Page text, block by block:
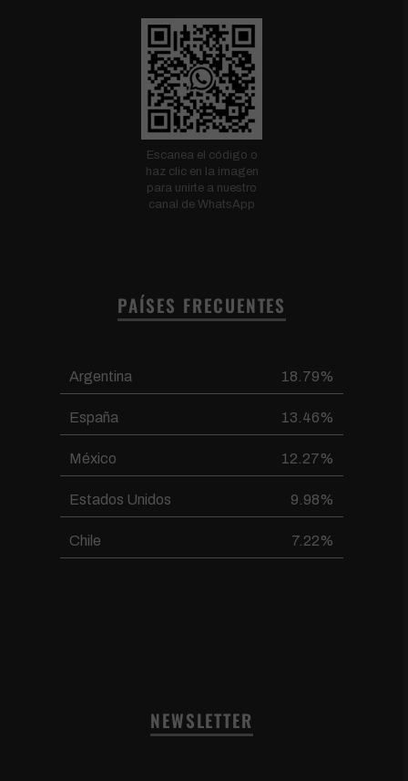
Escanea el código o
haz clic en la imagen
para unirte a nuestro
canal de WhatsApp
PAÍSES FRECUENTES
Argentina 18.79%
España 13.46%
México 12.27%
Estados Unidos 9.98%
Chile 7.22%
NEWSLETTER